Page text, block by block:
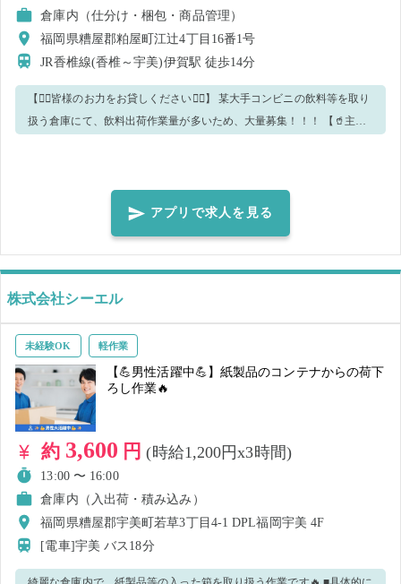
倉庫内（仕分け・梱包・商品管理）
福岡県糟屋郡粕屋町江辻4丁目16番1号
JR香椎線(香椎～宇美)伊賀駅 徒歩14分
【🙇‍♂️皆様のお力をお貸しください🙇‍♂️】 某大手コンビニの飲料等を取り
扱う倉庫にて、飲料出荷作業量が多いため、大量募集！！！ 【🥤主な
ったケースに出荷先のシールを貼る ③ ②を出荷先ごとにカゴ台車に載
せていく ④ ③がいっぱいになったら所定の位置(トラックのホーム)ま
でカゴ台車を持っていく ※状況に応じて他の業務をお願いする可能性
がございます。予めご了承ください。 【🧢職場環境🏭】 ・20代～50代
の幅広い年齢層の男性が大活躍中🔥 ➥重量物を扱うことやカゴ台車を
引っ張るため ・常温倉庫での作業となります！ ➥外気に左右されます
ので、必要に応じて対策を行ってください。 ・お近くの社員（青色の
制服）にお声掛けいただければ、自由に水分補給は可能です！ 【😎長
期（正社員・アルバイト・パート）も募集中😎】 祝日手当・各種保険
完備・交通費支給等、充実の福利厚生あり！ 複数回働いてみて「いい
な！」や「安定して長く働きたい！」と思っていただけたら、是非お
気軽にお声掛け 又は お電話ください！
アプリで求人を見る
株式会社シーエル
未経験OK 軽作業
【💪男性活躍中💪】紙製品のコンテナからの荷下
ろし作業🔥
約 3,600 円(時給1,200円x3時間)
13:00 〜 16:00
倉庫内（入出荷・積み込み）
福岡県糟屋郡宇美町若草3丁目4-1 DPL福岡宇美 4F
[電車]宇美バス18分